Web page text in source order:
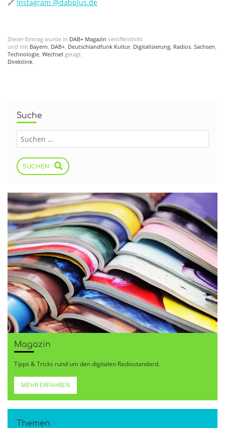
🔗 Instagram @‌dabplus.de
Dieser Eintrag wurde in DAB+ Magazin veröffentlicht
und mit Bayern, DAB+, Deutschlandfunk Kultur, Digitalisierung, Radios, Sachsen,
Technologie, Wechsel getagt.
Direktlink.
Suche
SUCHEN
Magazin
Tipps & Tricks rund um den digitalen Radiostandard.
MEHR ERFAHREN
Themen